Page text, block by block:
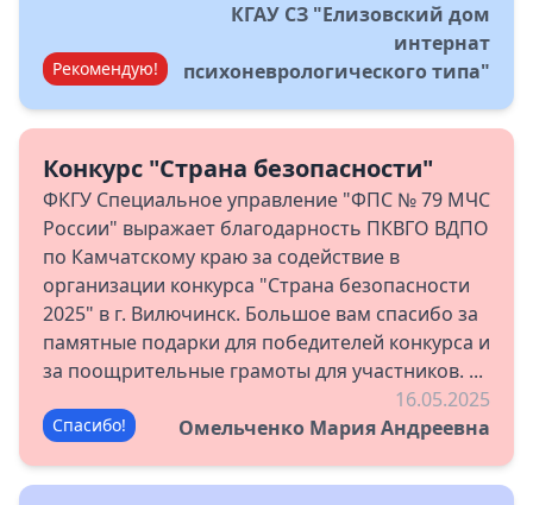
Рекомендую!
КГАУ СЗ "Елизовский дом
интернат
психоневрологического типа"
Конкурс "Страна безопасности"
ФКГУ Специальное управление "ФПС № 79 МЧС
России" выражает благодарность ПКВГО ВДПО
по Камчатскому краю за содействие в
организации конкурса "Страна безопасности
2025" в г. Вилючинск. Большое вам спасибо за
памятные подарки для победителей конкурса и
за поощрительные грамоты для участников. ...
Спасибо!
16.05.2025
Омельченко Мария Андреевна